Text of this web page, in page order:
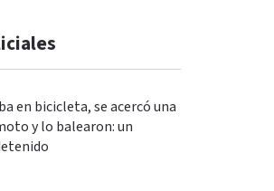
en bicicleta, se acercó una
y lo balearon: un